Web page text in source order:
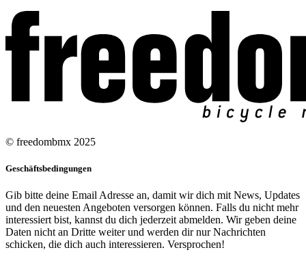
© freedombmx 2025
Geschäftsbedingungen
Gib bitte deine Email Adresse an, damit wir dich mit News, Updates
und den neuesten Angeboten versorgen können. Falls du nicht mehr
interessiert bist, kannst du dich jederzeit abmelden. Wir geben deine
Daten nicht an Dritte weiter und werden dir nur Nachrichten
schicken, die dich auch interessieren. Versprochen!